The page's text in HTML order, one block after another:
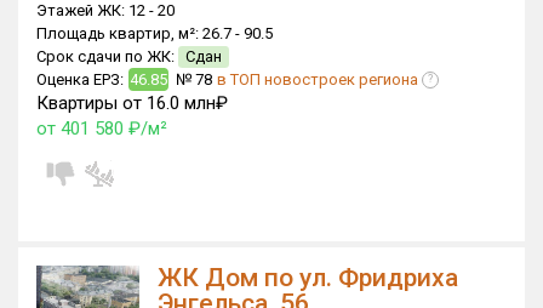
Срок сдачи
Вид объекта
× ДАП × МД
Кол-во комнат
Этажей ЖК: 12 - 20
Площадь квартир, м²: 26.7 - 90.5
Срок сдачи по ЖК: Сдан
Оценка ЕРЗ: 46.85 № 78 в ТОП новостроек региона ?
Квартиры от 16.0 млн₽
от 401 580 ₽/м²
ЖК Дом по ул. Фридриха